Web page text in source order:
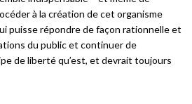
à la création de cet organisme
puisse répondre de façon rationnelle et
du public et continuer de
de liberté qu’est, et devrait toujours